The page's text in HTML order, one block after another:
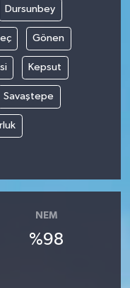
Dursunbey
Gönen
Kepsut
Savaştepe
NEM
%98